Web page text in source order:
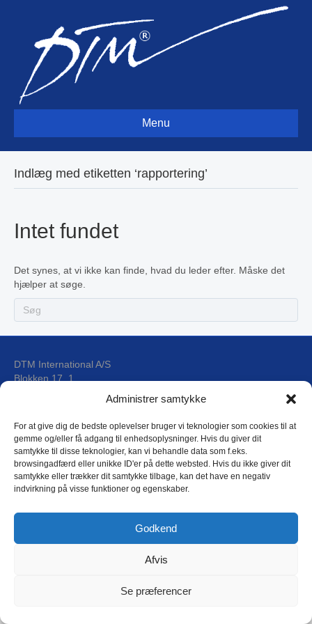
Administrer samtykke
For at give dig de bedste oplevelser bruger vi teknologier som cookies til at
gemme og/eller få adgang til enhedsoplysninger. Hvis du giver dit
samtykke til disse teknologier, kan vi behandle data som f.eks.
browsingadfærd eller unikke ID'er på dette websted. Hvis du ikke giver dit
samtykke eller trækker dit samtykke tilbage, kan det have en negativ
indvirkning på visse funktioner og egenskaber.
Godkend
Afvis
Se præferencer
Menu
Indlæg med etiketten ‘rapportering’
Intet fundet
Det synes, at vi ikke kan finde, hvad du leder efter. Måske det
hjælper at søge.
DTM International A/S
Blokken 17, 1
E-mail: dtm@dtm.dk
Tlf.: (+45) 4593 4588
CVR: 17 79 31 44
Copyright © 2018 DTM International as